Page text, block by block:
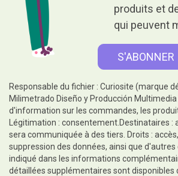
produits et
qui peuvent
Responsable du fichier : Curiosite (marque
Milimetrado Diseño y Producción Multimedia
d'information sur les commandes, les
Légitimation : consentement.Destinataires :
sera communiquée à des tiers. Droits :
suppression des données, ainsi que
indiqué dans les informations
détaillées supplémentaires sont disponibles